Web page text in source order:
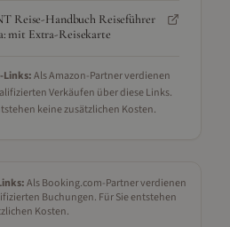
Reise-Handbuch Reiseführer
mit Extra-Reisekarte
Als Amazon-Partner verdienen
Verkäufen über diese Links.
keine zusätzlichen Kosten.
Als Booking.com-Partner verdienen
Buchungen. Für Sie entstehen
Kosten.